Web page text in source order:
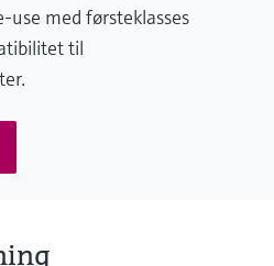
med førsteklasses
til